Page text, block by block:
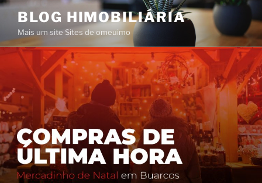
Saltar
conteúdo
BLOG HIMOBILIÁRIA
Mais um site Sites de omeuimo